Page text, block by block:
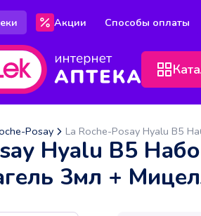
Акции Способы оплаты
Posay
Hyalu B5
3мл +